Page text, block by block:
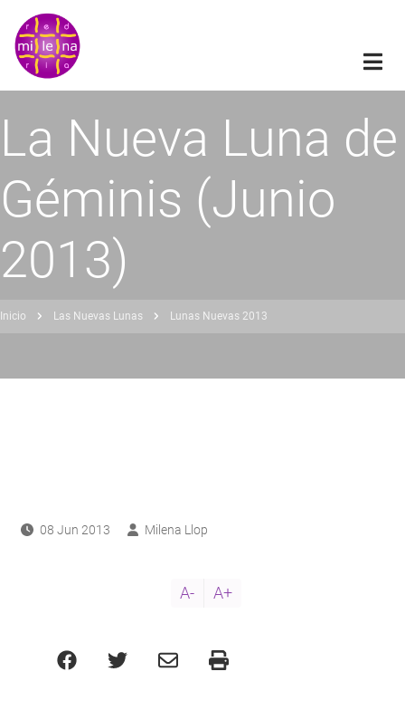
Pasar
contenido
principal
La Nueva Luna de
Géminis (Junio
2013)
Inicio Las Nuevas Lunas Lunas Nuevas 2013
08 Jun 2013 Milena Llop
A- A+